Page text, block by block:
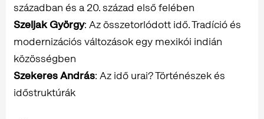
században és a 20. század első felében
Szeljak György: Az összetorlódott idő. Tradíció és
modernizációs változások egy mexikói indián
közösségben
Szekeres András: Az idő urai? Történészek és
időstruktúrák